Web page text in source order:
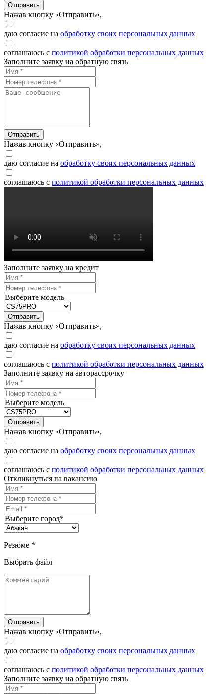
Отправить
Нажав кнопку «Отправить»,
даю согласие на обработку своих персональных данных
соглашаюсь с политикой обработки персональных данных
Заполните заявку на обратную связь
Отправить
Нажав кнопку «Отправить»,
даю согласие на обработку своих персональных данных
соглашаюсь с политикой обработки персональных данных
Заполните заявку на кредит
Выберите модель
Отправить
Нажав кнопку «Отправить»,
даю согласие на обработку своих персональных данных
соглашаюсь с политикой обработки персональных данных
Заполните заявку на авторассрочку
Выберите модель
Отправить
Нажав кнопку «Отправить»,
даю согласие на обработку своих персональных данных
соглашаюсь с политикой обработки персональных данных
Откликнуться на вакансию
Выберите город*
Резюме *
Выбрать файл
Отправить
Нажав кнопку «Отправить»,
даю согласие на обработку своих персональных данных
соглашаюсь с политикой обработки персональных данных
Заполните заявку на обратную связь